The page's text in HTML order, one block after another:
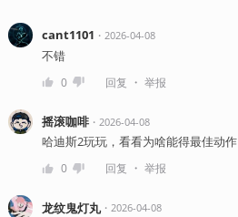
cant1101 ・ 2026-04-08
不错
0 回复 ・ 举报
摇滚咖啡・ 2026-04-08
哈迪斯2玩玩，看看为啥能得最佳动作
0 回复 ・ 举报
龙纹鬼灯丸・ 2026-04-08